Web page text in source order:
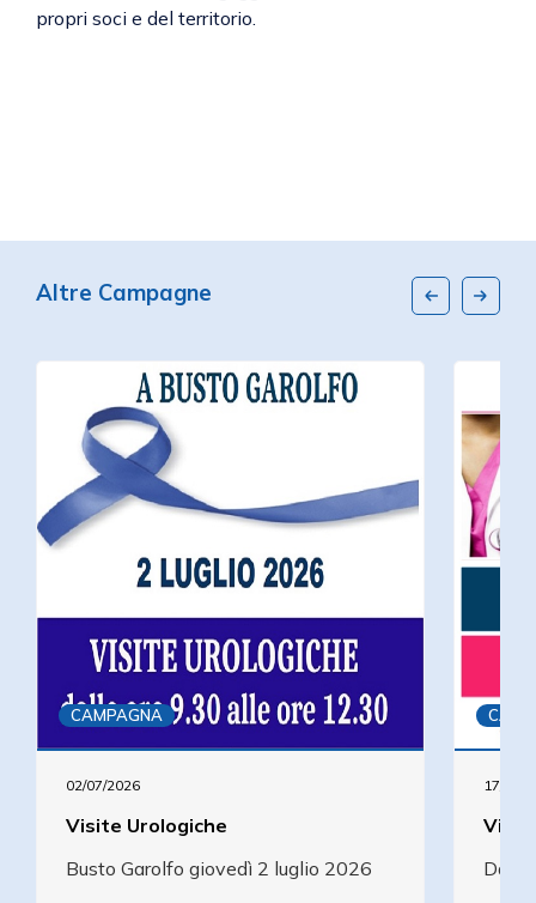
propri soci e del territorio.
Altre Campagne
CAMPAGNA
02/07/2026
Visite Urologiche
Busto Garolfo giovedì 2 luglio 2026
17/06/